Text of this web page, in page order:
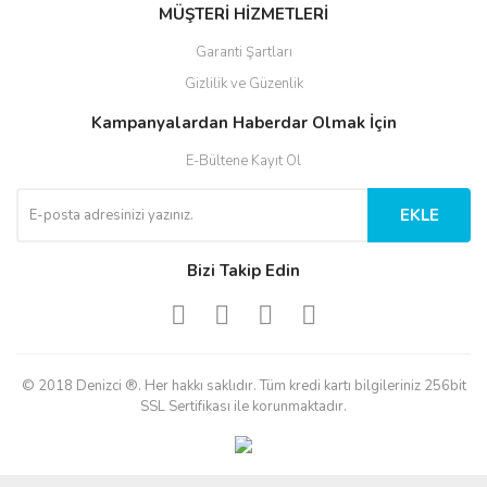
MÜŞTERİ HİZMETLERİ
Garanti Şartları
Gizlilik ve Güzenlik
Kampanyalardan Haberdar Olmak İçin
E-Bültene Kayıt Ol
EKLE
Bizi Takip Edin
© 2018 Denizci ®. Her hakkı saklıdır. Tüm kredi kartı bilgileriniz 256bit
SSL Sertifikası ile korunmaktadır.